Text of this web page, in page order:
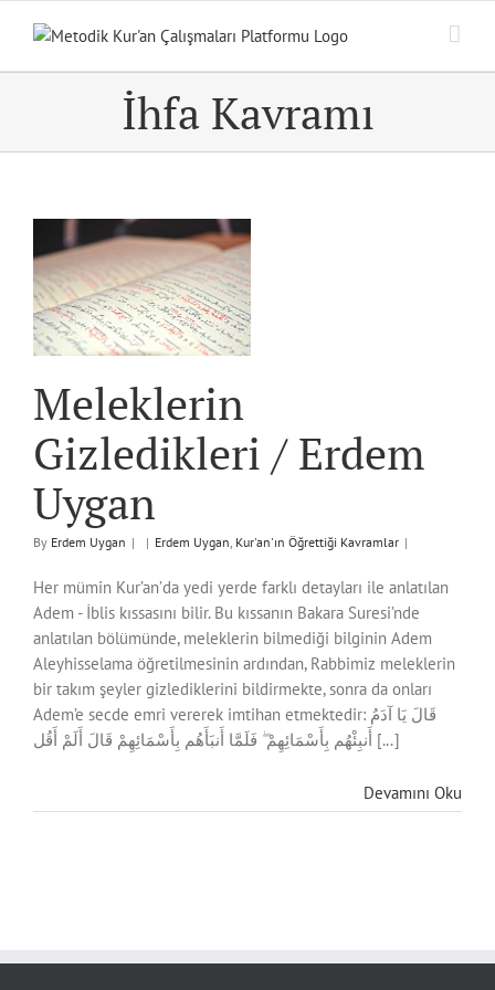
İhfa Kavramı
Meleklerin
Gizledikleri / Erdem
Uygan
By Erdem Uygan | | Erdem Uygan, Kur'an'ın Öğrettiği Kavramlar |
Her mümin Kur’an’da yedi yerde farklı detayları ile anlatılan
Adem - İblis kıssasını bilir. Bu kıssanın Bakara Suresi’nde
anlatılan bölümünde, meleklerin bilmediği bilginin Adem
Aleyhisselama öğretilmesinin ardından, Rabbimiz meleklerin
bir takım şeyler gizlediklerini bildirmekte, sonra da onları
Adem’e secde emri vererek imtihan etmektedir: قَالَ يَا آدَمُ
أَنبِئْهُم بِأَسْمَائِهِمْ ۖ فَلَمَّا أَنبَأَهُم بِأَسْمَائِهِمْ قَالَ أَلَمْ أَقُل [...]
Devamını Oku